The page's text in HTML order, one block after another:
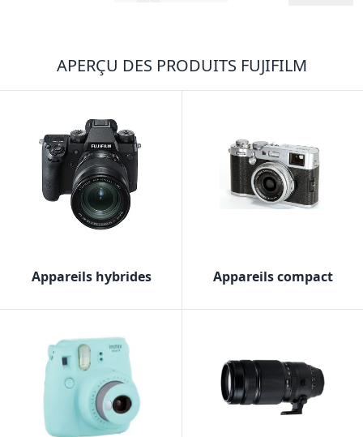
APERÇU DES PRODUITS FUJIFILM
Appareils hybrides Appareils compact